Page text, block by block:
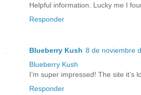
Helpful information. Lucky me I
Responder
Blueberry Kush 8 de noviembre
Blueberry Kush
I’m super impressed! The site it’s
Responder